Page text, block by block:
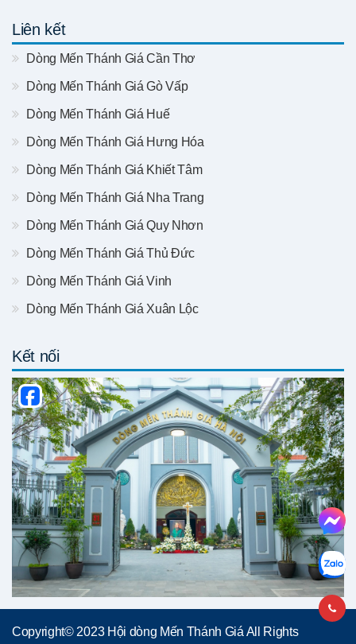
Liên kết
Dòng Mến Thánh Giá Cần Thơ
Dòng Mến Thánh Giá Gò Vấp
Dòng Mến Thánh Giá Huế
Dòng Mến Thánh Giá Hưng Hóa
Dòng Mến Thánh Giá Khiết Tâm
Dòng Mến Thánh Giá Nha Trang
Dòng Mến Thánh Giá Quy Nhơn
Dòng Mến Thánh Giá Thủ Đức
Dòng Mến Thánh Giá Vinh
Dòng Mến Thánh Giá Xuân Lộc
Kết nối
Copyright© 2023 Hội dòng Mến Thánh Giá All Rights